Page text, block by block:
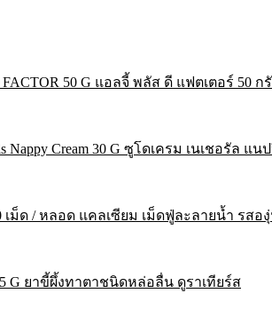
FACTOR 50 G แอลจี้ พลัส ดี แฟตเตอร์ 50
Nappy Cream 30 G ซูโดเครม เนเชอรัล แ
เม็ด / หลอด แคลเซียม เม็ดฟู่ละลายน้ำ รสอ
G ยาขี้ผึ้งทาตาชนิดหล่อลื่น ดูราเทียร์ส